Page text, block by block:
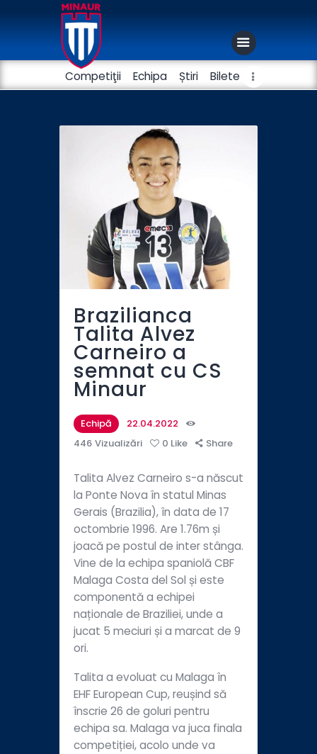
Competiţii Echipa Știri Bilete
Handbal masculin
Brazilianca
Talita Alvez
Carneiro a
semnat cu CS
Minaur
Echipă
22.04.2022
446 Vizualizări 0 Like Share
Talita Alvez Carneiro s-a născut
la Ponte Nova în statul Minas
Gerais (Brazilia), în data de 17
octombrie 1996. Are 1.76m și
joacă pe postul de inter stânga.
Vine de la echipa spaniolă CBF
Malaga Costa del Sol și este
componentă a echipei
naționale de Braziliei, unde a
jucat 5 meciuri și a marcat de 9
ori.
Talita a evoluat cu Malaga în
EHF European Cup, reușind să
înscrie 26 de goluri pentru
echipa sa. Malaga va juca finala
competiției, acolo unde va